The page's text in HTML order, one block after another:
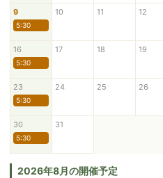
9
5:30
10 11 12
16
5:30
17 18 19
23
5:30
24 25 26
30
5:30
31
2026年8月の開催予定